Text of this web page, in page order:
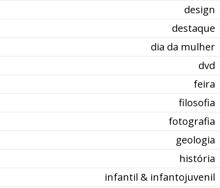
design
destaque
dia da mulher
dvd
feira
filosofia
fotografia
geologia
história
infantil & infantojuvenil